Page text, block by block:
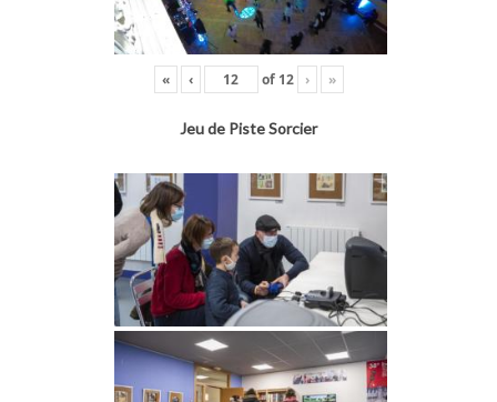
« ‹ of 12 › »
Jeu de Piste Sorcier